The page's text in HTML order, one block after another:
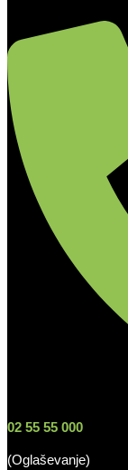
02 55 55 000
(Oglaševanje)